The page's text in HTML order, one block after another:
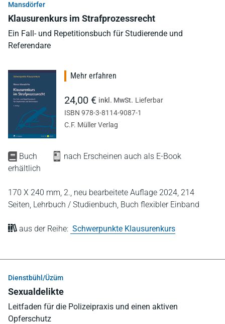
Mansdörfer
Klausurenkurs im Strafprozessrecht
Ein Fall- und Repetitionsbuch für Studierende und
Referendare
Buch
nach Erscheinen auch als E-Book
erhältlich
170 X 240 mm, 2., neu bearbeitete Auflage 2024, 214
Seiten, Lehrbuch / Studienbuch, Buch flexibler Einband
aus der Reihe: Schwerpunkte Klausurenkurs
Mehr erfahren
24,00 € inkl. MwSt. Lieferbar
ISBN 978-3-8114-9087-1
C.F. Müller Verlag
Dienstbühl/Üzüm
Sexualdelikte
Leitfaden für die Polizeipraxis und einen aktiven
Opferschutz